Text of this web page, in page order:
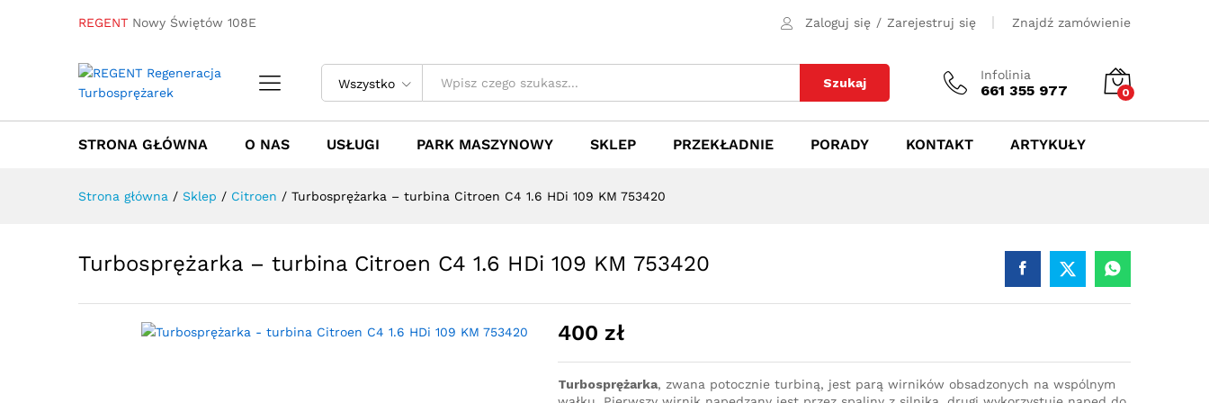
REGENT Nowy Świętów 108E Zaloguj się / Zarejestruj się Znajdź zamówienie
Wszystko Szukaj
Infolinia
661 355 977 0
STRONA GŁÓWNA O NAS USŁUGI PARK MASZYNOWY SKLEP PRZEKŁADNIE PORADY KONTAKT ARTYKUŁY
Strona główna / Sklep / Citroen / Turbosprężarka – turbina Citroen C4 1.6 HDi 109 KM 753420
Turbosprężarka – turbina Citroen C4 1.6 HDi 109 KM 753420
400 zł
Turbosprężarka, zwana potocznie turbiną, jest parą wirników obsadzonych na wspólnym
Turbosprężarka - turbina Citroen C4 1.6 HDi 109 KM 753420
Towar / Usługa Specyfikacja Opinie (0)
400zł Dodaj do koszyka